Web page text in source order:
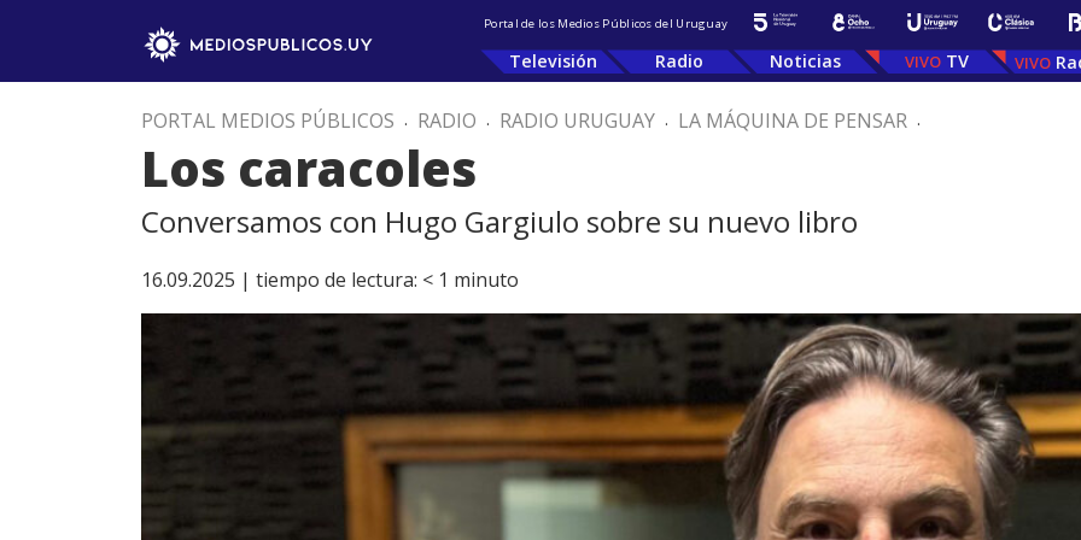
Portal de los Medios Públicos del Uruguay
Televisión Radio Noticias TV
PORTAL MEDIOS PÚBLICOS . RADIO . RADIO URUGUAY . LA MÁQUINA DE PENSAR .
Los caracoles
Conversamos con Hugo Gargiulo sobre su nuevo libro
16.09.2025 | tiempo de lectura: < 1 minuto